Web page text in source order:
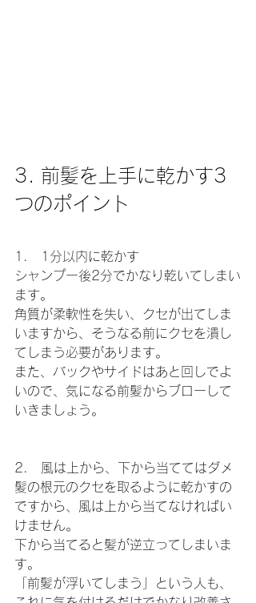
3. 前髪を上手に乾かす3
つのポイント
1.　1分以内に乾かす
シャンプー後2分でかなり乾いてしまい
ます。
角質が柔軟性を失い、クセが出てしま
いますから、そうなる前にクセを潰し
てしまう必要があります。
また、バックやサイドはあと回しでよ
いので、気になる前髪からブローして
いきましょう。
2.　風は上から、下から当ててはダメ
髪の根元のクセを取るように乾かすの
ですから、風は上から当てなければい
けません。
下から当てると髪が逆立ってしまいま
す。
「前髪が浮いてしまう」という人も、